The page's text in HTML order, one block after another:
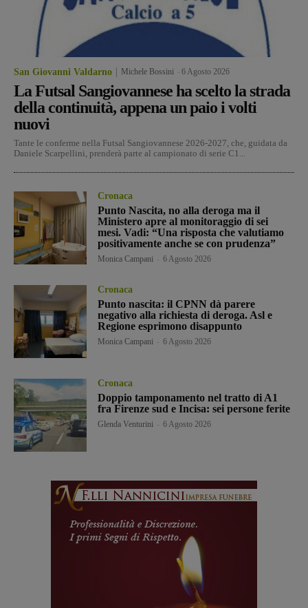
San Giovanni Valdarno Michele Bossini 6 Agosto 2026
La Futsal Sangiovannese ha scelto la strada
della continuità, appena un paio i volti
nuovi
Tante le conferme nella Futsal Sangiovannese 2026-2027, che, guidata da
Daniele Scarpellini, prenderà parte al campionato di serie C1...
Cronaca
Punto Nascita, no alla deroga ma il
Ministero apre al monitoraggio di sei
mesi. Vadi: “Una risposta che valutiamo
positivamente anche se con prudenza”
Monica Campani 6 Agosto 2026
Cronaca
Punto nascita: il CPNN dà parere
negativo alla richiesta di deroga. Asl e
Regione esprimono disappunto
Monica Campani 6 Agosto 2026
Cronaca
Doppio tamponamento nel tratto di A1
fra Firenze sud e Incisa: sei persone ferite
Glenda Venturini 6 Agosto 2026